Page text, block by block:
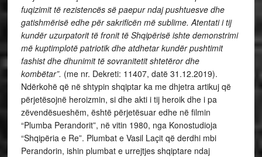
fuqizimit të rezistencës së paepur ndaj pushtuesve dhe
gatishmërisë edhe për sakrificën më sublime. Atentati i tij
kundër uzurpatorit të fronit të Shqipërisë ishte demonstrimi
më kuptimplotë patriotik dhe atdhetar kundër pushtimit
fashist dhe dhunimit të sovranitetit shtetëror dhe
kombëtar”. (me nr. Dekreti: 11407, datë 31.12.2019).
Ndërkohë që në shtypin shqiptar ka me dhjetra artikuj që
përjetësojnë heroizmin, si dhe akti i tij heroik dhe i pa
zëvendësueshëm, është përjetësuar edhe në filmin
“Plumba Perandorit”, në vitin 1980, nga Konostudioja
“Shqipëria e Re”. Plumbat e Vasil Laçit që derdhi mbi
Perandorin, ishin plumbat e urrejtjes shqiptare ndaj